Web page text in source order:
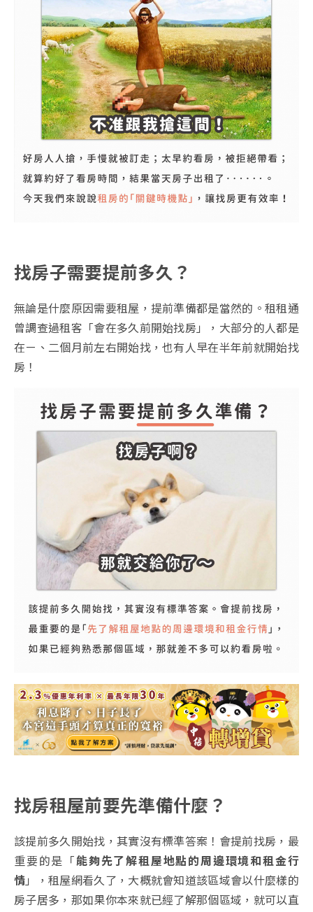
找房子需要提前多久？
無論是什麼原因需要租屋，提前準備都是當然的。租租通
曾調查過租客「會在多久前開始找房」，大部分的人都是
在ㄧ、二個月前左右開始找，也有人早在半年前就開始找
房！
找房租屋前要先準備什麼？
該提前多久開始找，其實沒有標準答案！會提前找房，最
重要的是「能夠先了解租屋地點的周邊環境和租金行
情」，租屋網看久了，大概就會知道該區域會以什麼樣的
房子居多，那如果你本來就已經了解那個區域，就可以直